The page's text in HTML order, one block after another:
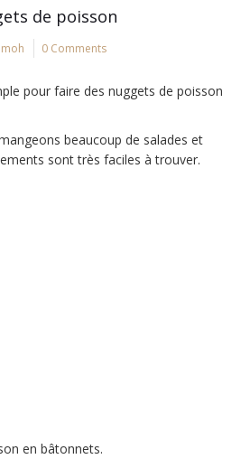
de poisson
0 Comments
pour faire des nuggets de poisson
beaucoup de salades et
sont très faciles à trouver.
en bâtonnets.